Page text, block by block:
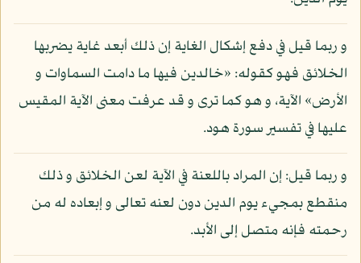
و ربما قيل في دفع إشكال الغاية إن ذلك أبعد غاية يضربها
الخلائق فهو كقوله: «خالدين فيها ما دامت السماوات و
الأرض» الآية، و هو كما ترى و قد عرفت معنى الآية المقيس
عليها في تفسير سورة هود.
و ربما قيل: إن المراد باللعنة في الآية لعن الخلائق و ذلك
منقطع بمجيء يوم الدين دون لعنه تعالى و إبعاده له من
رحمته فإنه متصل إلى الأبد.